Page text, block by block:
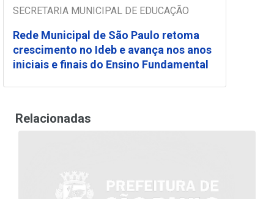
SECRETARIA MUNICIPAL DE EDUCAÇÃO
Rede Municipal de São Paulo retoma
crescimento no Ideb e avança nos anos
iniciais e finais do Ensino Fundamental
Relacionadas